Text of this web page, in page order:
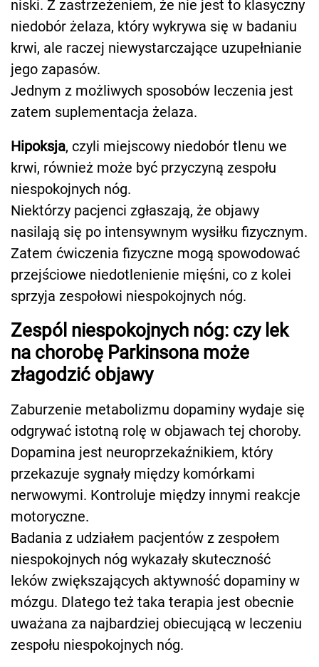
niski. Z zastrzeżeniem, że nie jest to klasyczny
niedobór żelaza, który wykrywa się w badaniu
krwi, ale raczej niewystarczające uzupełnianie
jego zapasów.
Jednym z możliwych sposobów leczenia jest
zatem suplementacja żelaza.
Hipoksja, czyli miejscowy niedobór tlenu we
krwi, również może być przyczyną zespołu
niespokojnych nóg.
Niektórzy pacjenci zgłaszają, że objawy
nasilają się po intensywnym wysiłku fizycznym.
Zatem ćwiczenia fizyczne mogą spowodować
przejściowe niedotlenienie mięśni, co z kolei
sprzyja zespołowi niespokojnych nóg.
Zespól niespokojnych nóg: czy lek
na chorobę Parkinsona może
złagodzić objawy
Zaburzenie metabolizmu dopaminy wydaje się
odgrywać istotną rolę w objawach tej choroby.
Dopamina jest neuroprzekaźnikiem, który
przekazuje sygnały między komórkami
nerwowymi. Kontroluje między innymi reakcje
motoryczne.
Badania z udziałem pacjentów z zespołem
niespokojnych nóg wykazały skuteczność
leków zwiększających aktywność dopaminy w
mózgu. Dlatego też taka terapia jest obecnie
uważana za najbardziej obiecującą w leczeniu
zespołu niespokojnych nóg.